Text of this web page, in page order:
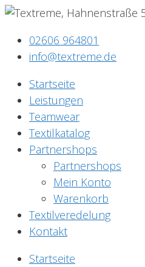
02606 964801
info@textreme.de
Startseite
Leistungen
Teamwear
Textilkatalog
Partnershops
Partnershops
Mein Konto
Warenkorb
Textilveredelung
Kontakt
Startseite